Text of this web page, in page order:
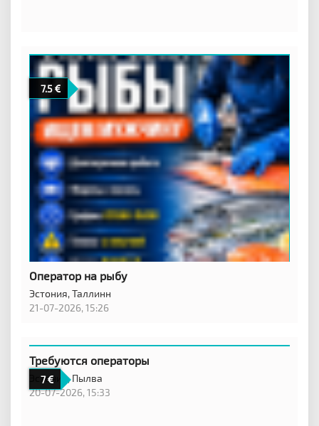
7.5
Оператор на рыбу
Эстония,Таллинн
21-07-2026, 15:26
7
Требуются операторы
Эстония,Пылва
20-07-2026, 15:33